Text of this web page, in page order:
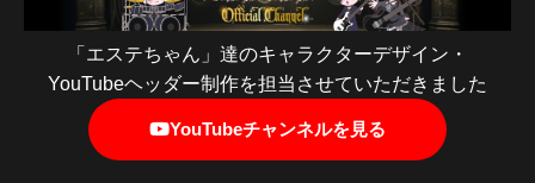
「エステちゃん」達のキャラクターデザイン・
YouTubeヘッダー制作を担当させていただきました
YouTubeチャンネルを見る